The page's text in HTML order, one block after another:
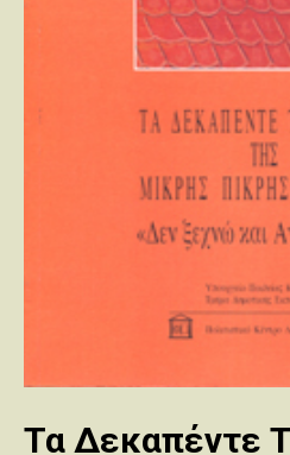
Τα Δεκαπέντε